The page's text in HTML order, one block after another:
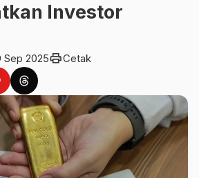
Investor
Sep 2025printCetak